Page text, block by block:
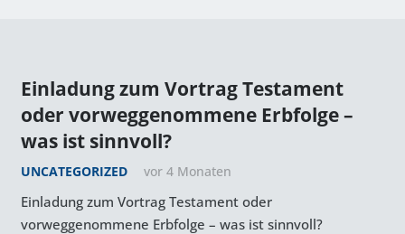
Einladung zum Vortrag Testament
oder vorweggenommene Erbfolge –
was ist sinnvoll?
UNCATEGORIZED vor 4 Monaten
Einladung zum Vortrag Testament oder
vorweggenommene Erbfolge – was ist sinnvoll?